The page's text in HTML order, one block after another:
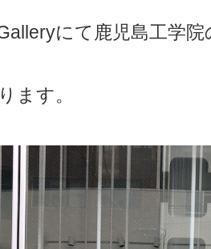
にて鹿児島工学
ます。